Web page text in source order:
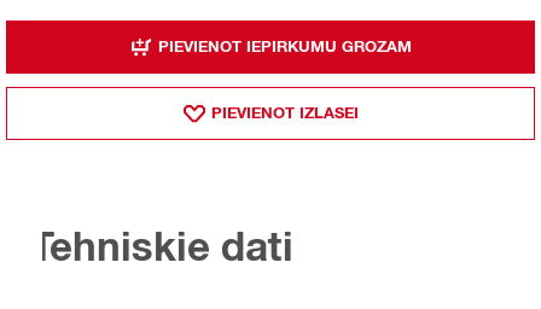
PIEVIENOT IEPIRKUMU GROZAM
PIEVIENOT IZLASEI
Tehniskie dati